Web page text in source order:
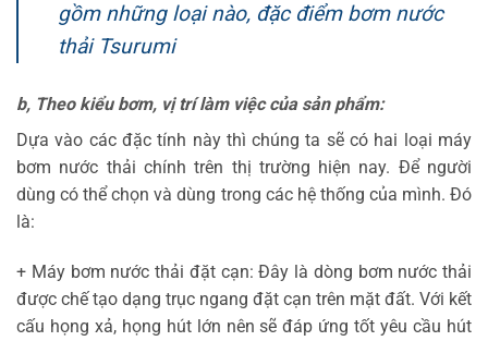
gồm những loại nào, đặc điểm bơm nước
thải Tsurumi
b, Theo kiểu bơm, vị trí làm việc của sản phẩm:
Dựa vào các đặc tính này thì chúng ta sẽ có hai loại máy
bơm nước thải chính trên thị trường hiện nay. Để người
dùng có thể chọn và dùng trong các hệ thống của mình. Đó
là:
+ Máy bơm nước thải đặt cạn: Đây là dòng bơm nước thải
được chế tạo dạng trục ngang đặt cạn trên mặt đất. Với kết
cấu họng xả, họng hút lớn nên sẽ đáp ứng tốt yêu cầu hút